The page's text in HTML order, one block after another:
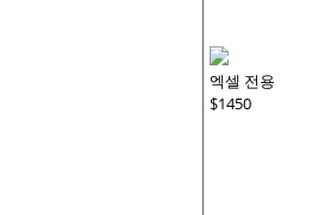
엑셀 전용
$1450